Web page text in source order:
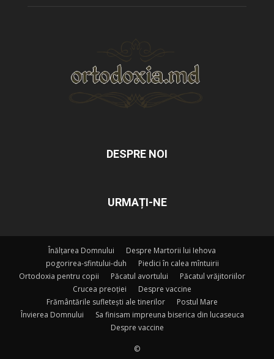
DESPRE NOI
URMAȚI-NE
Înălțarea Domnului
Despre Martorii lui Iehova
pogorirea-sfintului-duh
Piedici în calea mîntuirii
Ortodoxia pentru copii
Păcatul avortului
Păcatul vrăjitoriilor
Crucea preoției
Despre vaccine
Frământările sufletești ale tinerilor
Postul Mare
Învierea Domnului
Sa finisam impreuna biserica din lucaseuca
Despre vaccine
©